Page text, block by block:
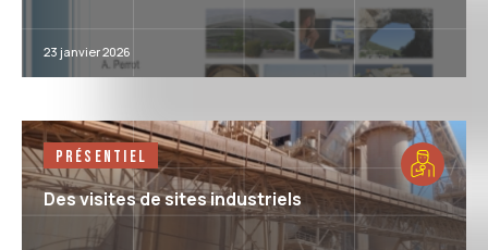
23 janvier 2026
Présentiel
Des visites de sites industriels